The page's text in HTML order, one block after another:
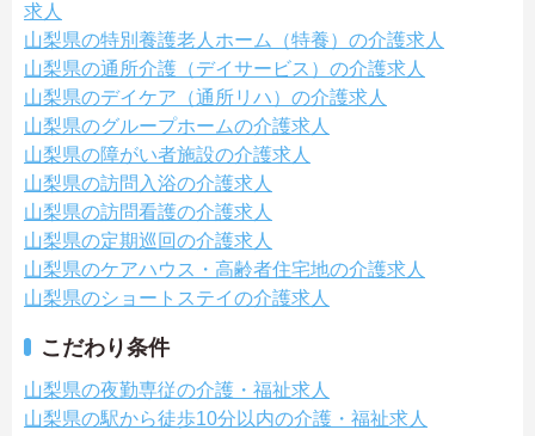
求人
山梨県の特別養護老人ホーム（特養）の介護求人
山梨県の通所介護（デイサービス）の介護求人
山梨県のデイケア（通所リハ）の介護求人
山梨県のグループホームの介護求人
山梨県の障がい者施設の介護求人
山梨県の訪問入浴の介護求人
山梨県の訪問看護の介護求人
山梨県の定期巡回の介護求人
山梨県のケアハウス・高齢者住宅地の介護求人
山梨県のショートステイの介護求人
こだわり条件
山梨県の夜勤専従の介護・福祉求人
山梨県の駅から徒歩10分以内の介護・福祉求人